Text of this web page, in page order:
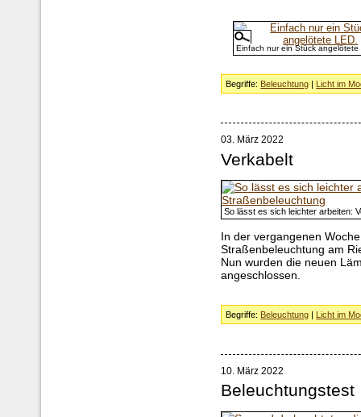
Einfach nur ein Stück angelötete
Begriffe: Beleuchtung | Licht im
03. März 2022
Verkabelt
So lässt es sich leichter arbeiten:
In der vergangenen
Straßenbeleuchtung am
Nun wurden die neuen
angeschlossen.
Begriffe: Beleuchtung | Licht im
10. März 2022
Beleuchtungstest